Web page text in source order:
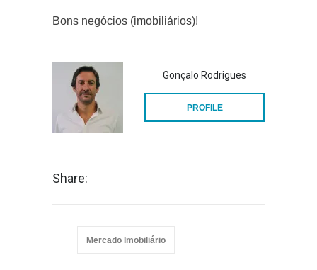
Bons negócios (imobiliários)!
Gonçalo Rodrigues
PROFILE
Share:
Mercado Imobiliário